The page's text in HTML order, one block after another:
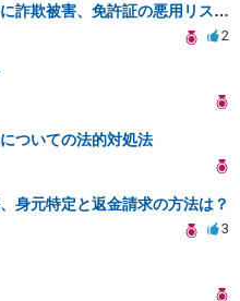
出会い系で知り合った相手に詐欺被害、免許証の悪用リスクと対策。
2
ついての法的対処法
身元特定と返金請求の方法は？
3